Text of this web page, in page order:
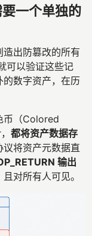
一个单独的
出防篡改的所有
可以验证这些记
的数字资产，在历
币（Colored
都将资产数据存
将资产元数据直
输出
对所有人可见。